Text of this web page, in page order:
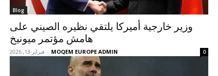
Blog
وزير خارجية أميركا يلتقي نظيره الصيني على
هامش مؤتمر ميونيخ
MOQEM EUROPE ADMIN
- فبراير 13, 2026 0